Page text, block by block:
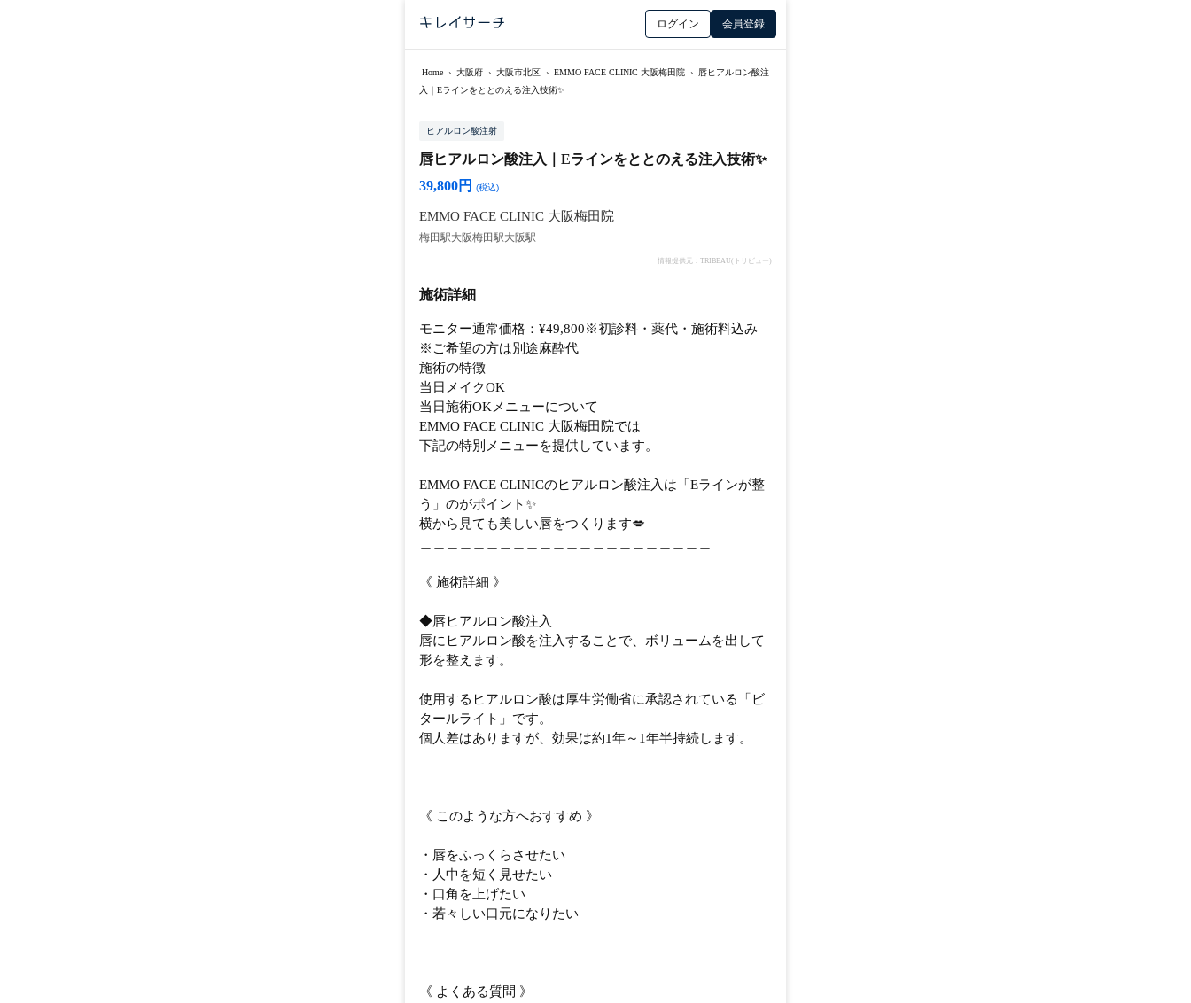
ログイン 会員登録
Home › 大阪府 › 大阪市北区 › EMMO FACE CLINIC 大阪梅田院 ›
唇ヒアルロン酸注
入｜Eラインをととのえる注入技術✨
ヒアルロン酸注射
唇ヒアルロン酸注入｜Eラインをととのえる注入技術✨
39,800円
(税込)
EMMO FACE CLINIC 大阪梅田院
梅田駅大阪梅田駅大阪駅
情報提供元：TRIBEAU(トリビュー)
施術詳細
モニター通常価格：¥49,800※初診料・薬代・施術料込み
※ご希望の方は別途麻酔代
施術の特徴
当日メイクOK
当日施術OKメニューについて
EMMO FACE CLINIC 大阪梅田院では
下記の特別メニューを提供しています。
EMMO FACE CLINICのヒアルロン酸注入は「Eラインが整
う」のがポイント✨
横から見ても美しい唇をつくります💋
《 施術詳細 》
◆唇ヒアルロン酸注入
唇にヒアルロン酸を注入することで、ボリュームを出して
形を整えます。
使用するヒアルロン酸は厚生労働省に承認されている「ビ
タールライト」です。
個人差はありますが、効果は約1年～1年半持続します。
《 このような方へおすすめ 》
・唇をふっくらさせたい
・人中を短く見せたい
・口角を上げたい
・若々しい口元になりたい
《 よくある質問 》